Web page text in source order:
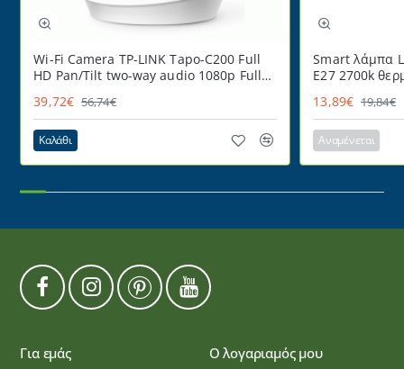
Wi-Fi Camera TP-LINK Tapo-C200 Full
HD Pan/Tilt two-way audio 1080p Full
39,72€ 56,74€
Καλάθι
Smart λάμπα
E27 2700k
13,89€ 19,84€
Αναμένεται
Για εμάς Ο λογαριαμός μου